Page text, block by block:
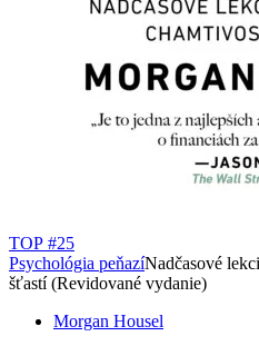
TOP #25
Psychológia peňazíNadčasové
šťastí (Revidované vydanie)
Morgan Housel